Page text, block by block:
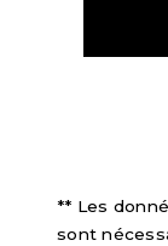
** Les
sont